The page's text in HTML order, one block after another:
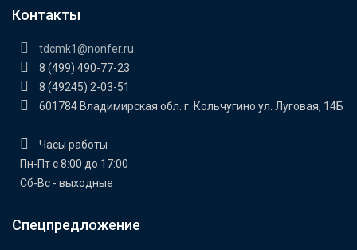
Контакты
tdcmk1@nonfer.ru
8 (499) 490-77-23
8 (49245) 2-03-51
601784 Владимирская обл. г. Кольчугино ул. Луговая, 14Б
Часы работы
Пн-Пт с 8:00 до 17:00
Сб-Вс - выходные
Спецпредложение